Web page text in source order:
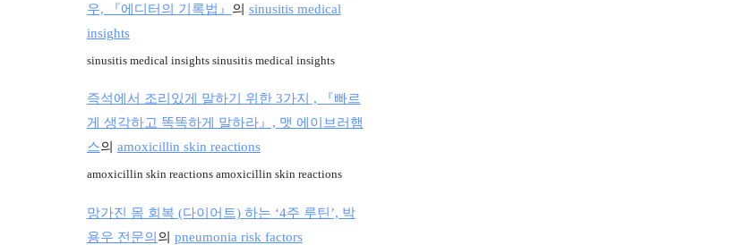
우, 『에디터의 기록법』 의 sinusitis medical
insights
sinusitis medical insights sinusitis medical insights
즉석에서 조리있게 말하기 위한 3가지 , 『빠르
게 생각하고 똑똑하게 말하라』, 맷 에이브러햄
스의 amoxicillin skin reactions
amoxicillin skin reactions amoxicillin skin reactions
망가진 몸 회복 (다이어트) 하는 ‘4주 루틴’, 박
용우 전문의의 pneumonia risk factors